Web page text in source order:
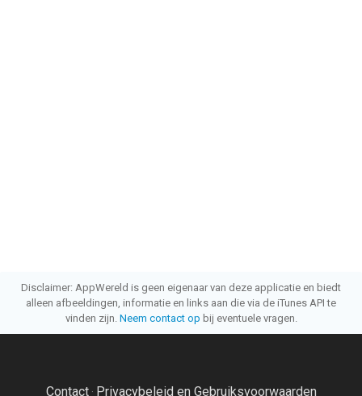
Disclaimer: AppWereld is geen eigenaar van deze applicatie en biedt
alleen afbeeldingen, informatie en links aan die via de iTunes API te
vinden zijn. Neem contact op bij eventuele vragen.
Contact· Privacybeleid en Gebruiksvoorwaarden